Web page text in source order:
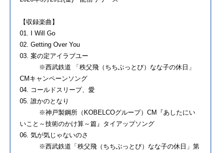
【収録楽曲】
01. I Will Go
02. Getting Over You
03. 案の定アイラブユー
※西武鉄道 「秩父飛（ちちぶっとび）なな子の休日」
CMキャンペーンソング
04. コールドスリープ、愛
05. 誰かのとなり
※神戸製鋼所（KOBELCOグループ）CM『あしたにい
いこと～技術のかけ算～篇』タイアップソング
06. 気が気じゃないのさ
※西武鉄道「秩父飛（ちちぶっとび）なな子の休日」第